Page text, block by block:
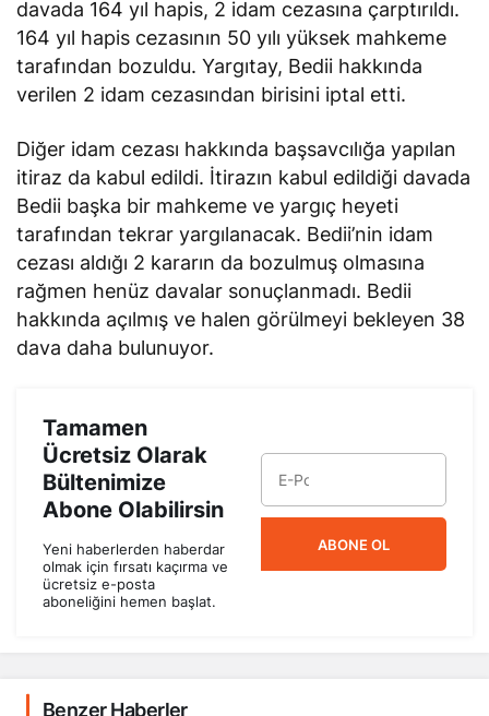
davada 164 yıl hapis, 2 idam cezasına çarptırıldı.
164 yıl hapis cezasının 50 yılı yüksek mahkeme
tarafından bozuldu. Yargıtay, Bedii hakkında
verilen 2 idam cezasından birisini iptal etti.
Diğer idam cezası hakkında başsavcılığa yapılan
itiraz da kabul edildi. İtirazın kabul edildiği davada
Bedii başka bir mahkeme ve yargıç heyeti
tarafından tekrar yargılanacak. Bedii’nin idam
cezası aldığı 2 kararın da bozulmuş olmasına
rağmen henüz davalar sonuçlanmadı. Bedii
hakkında açılmış ve halen görülmeyi bekleyen 38
dava daha bulunuyor.
Tamamen
Ücretsiz Olarak
Bültenimize
Abone Olabilirsin
Yeni haberlerden haberdar
olmak için fırsatı kaçırma ve
ücretsiz e-posta
aboneliğini hemen başlat.
ABONE OL
Benzer Haberler